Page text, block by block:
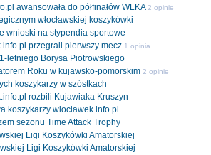
awansowała do półfinałów WLKA 2 opinie
włocławskiej koszykówki
wnioski na stypendia sportowe
przegrali pierwszy mecz 1 opinia
letniego Borysa Piotrowskiego
Roku w kujawsko-pomorskim 2 opinie
koszykarzy w szóstkach
rozbili Kujawiaka Kruszyn
koszykarzy wloclawek.info.pl
sezonu Time Attack Trophy
Ligi Koszykówki Amatorskiej
Ligi Koszykówki Amatorskiej